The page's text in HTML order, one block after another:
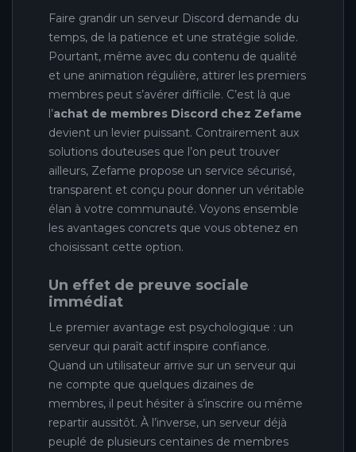
Faire grandir un serveur Discord demande du
temps, de la patience et une stratégie solide.
Pourtant, même avec du contenu de qualité
et une animation régulière, attirer les premiers
membres peut s’avérer difficile. C’est là que
l’achat de membres Discord chez Zefame
devient un levier puissant. Contrairement aux
solutions douteuses que l’on peut trouver
ailleurs, Zefame propose un service sécurisé,
transparent et conçu pour donner un véritable
élan à votre communauté. Voyons ensemble
les avantages concrets que vous obtenez en
choisissant cette option.
Un effet de preuve sociale
immédiat
Le premier avantage est psychologique : un
serveur qui paraît actif inspire confiance.
Quand un utilisateur arrive sur un serveur qui
ne compte que quelques dizaines de
membres, il peut hésiter à s’inscrire ou même
repartir aussitôt. À l’inverse, un serveur déjà
peuplé de plusieurs centaines de membres